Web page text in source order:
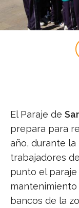
El Paraje de
prepara para
año, durante
trabajadores de
punto el
bancos de la